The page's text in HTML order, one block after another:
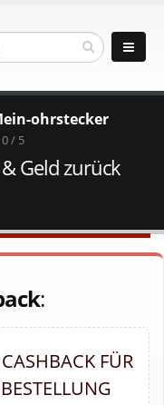
ohrstecker
0 / 5
Geld zurück
:
FÜR